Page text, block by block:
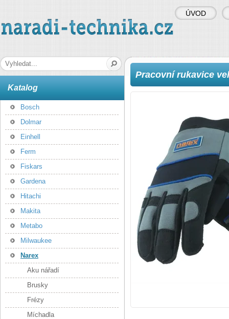
naradi-technika.cz
Pracovní rukavice
Katalog
Bosch
Dolmar
Einhell
Ferm
Fiskars
Gardena
Hitachi
Makita
Metabo
Milwaukee
Narex
Aku nářadí
Brusky
Frézy
Míchadla
ÚVOD
Hledaná fráze